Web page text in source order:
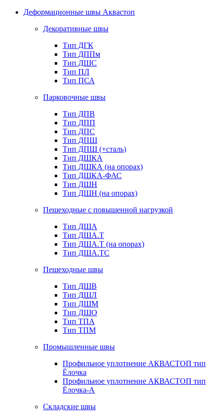
Деформационные швы Аквастоп
Декоративные швы
Тип ДГК
Тип ДППм
Тип ДШС
Тип ПЛ
Тип ПСА
Парковочные швы
Тип ДПВ
Тип ДПП
Тип ДПС
Тип ДПШ
Тип ДПШ (+сталь)
Тип ДШКА
Тип ДШКА (на опорах)
Тип ДШКА-ФАС
Тип ДШН
Тип ДШН (на опорах)
Пешеходные с повышенной нагрузкой
Тип ДША
Тип ДША.Т
Тип ДША.Т (на опорах)
Тип ДША.ТС
Пешеходные швы
Тип ДШВ
Тип ДШЛ
Тип ДШМ
Тип ДШО
Тип ТПА
Тип ТПМ
Промышленные швы
Профильное уплотнение АКВАСТОП тип
Ёлочка
Профильное уплотнение АКВАСТОП тип
Ёлочка-А
Складские швы